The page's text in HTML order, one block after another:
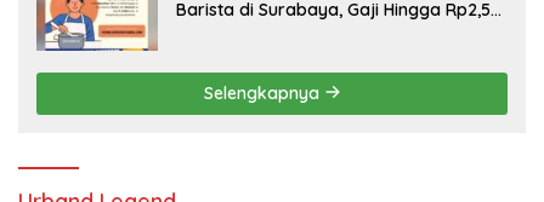
Barista di Surabaya, Gaji Hingga Rp2,5
Selengkapnya